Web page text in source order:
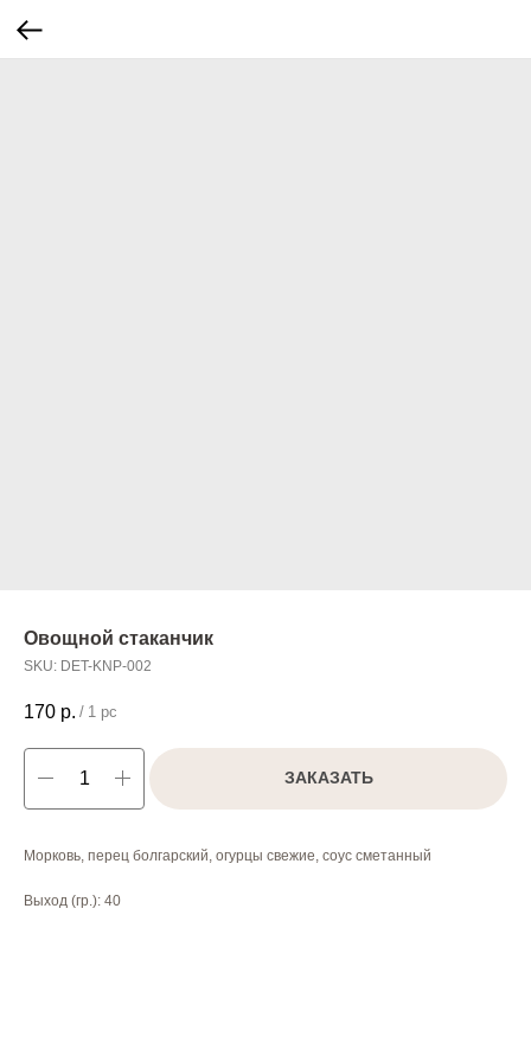
Овощной стаканчик
SKU: DET-KNP-002
170 р. / 1 pc
ЗАКАЗАТЬ
Морковь, перец болгарский, огурцы свежие, соус сметанный
Выход (гр.): 40